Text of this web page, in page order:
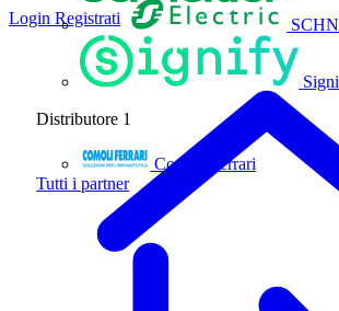
Distributore 1
Comoli Ferrari
Tutti i partner
Login Registrati